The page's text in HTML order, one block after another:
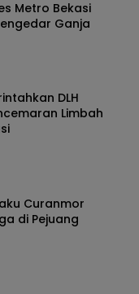
Metro Bekasi
Ganja
DLH
Limbah
Curanmor
di Pejuang